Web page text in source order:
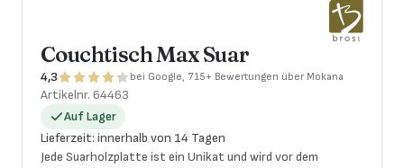
Couchtisch Max Suar
4,3 bei Google, 715+ Bewertungen über Mokana
Artikelnr. 64463
Auf Lager
Lieferzeit: innerhalb von 14 Tagen
Jede Suarholzplatte ist ein Unikat und wird vor dem